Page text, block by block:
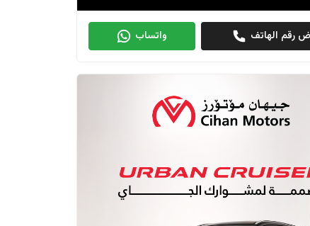
رقم الهاتف واتساب